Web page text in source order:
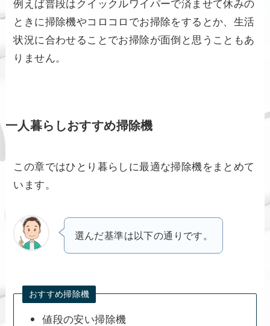
例えば普段はクイックルワイパーで済ませて休みの
ときに掃除機やコロコロでお掃除をするとか、生活
状況に合わせることでお掃除が面倒と思うこともあ
りません。
一人暮らしおすすめ掃除機
この章ではひとり暮らしに最適な掃除機をまとめて
います。
選んだ基準は以下の通りです。
おすすめ掃除機
値段の安い掃除機